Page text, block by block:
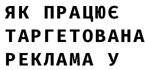
ЯК ПРАЦЮЄ
ТАРГЕТОВАНА
РЕКЛАМА У